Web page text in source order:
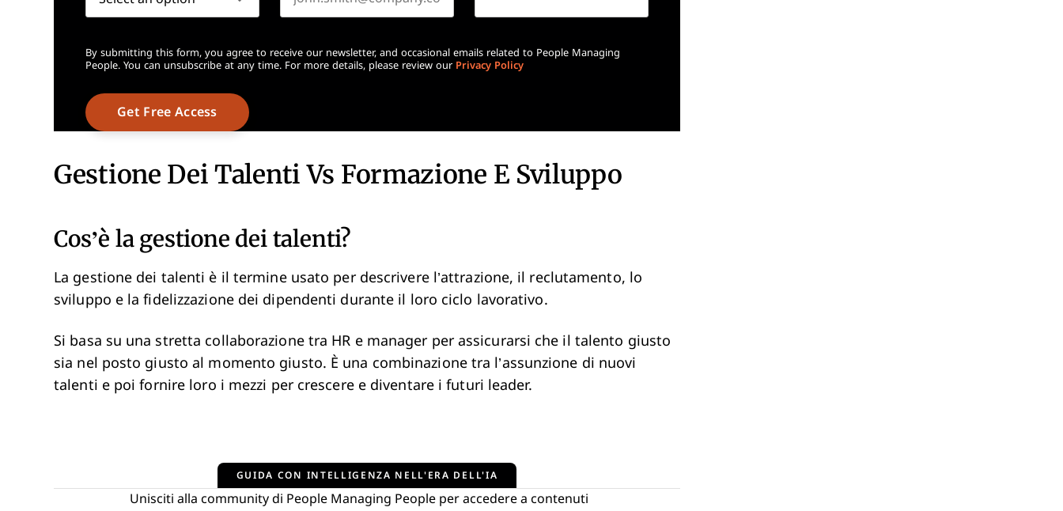
By submitting this form, you agree to receive our newsletter, and occasional emails related to People Managing
People. You can unsubscribe at any time. For more details, please review our Privacy Policy
Gestione Dei Talenti Vs Formazione E Sviluppo
Cos’è la gestione dei talenti?
La gestione dei talenti è il termine usato per descrivere l’attrazione, il reclutamento, lo
sviluppo e la fidelizzazione dei dipendenti durante il loro ciclo lavorativo.
Si basa su una stretta collaborazione tra HR e manager per assicurarsi che il talento giusto
sia nel posto giusto al momento giusto. È una combinazione tra l’assunzione di nuovi
talenti e poi fornire loro i mezzi per crescere e diventare i futuri leader.
GUIDA CON INTELLIGENZA NELL'ERA DELL'IA
Unisciti alla community di People Managing People per accedere a contenuti